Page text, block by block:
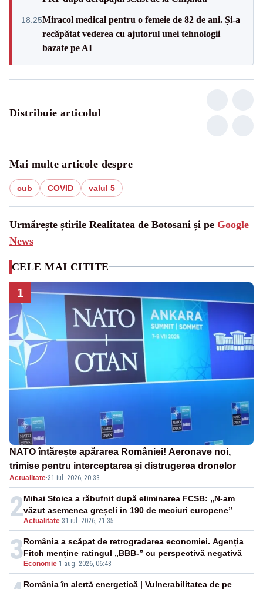
18:25Miracol medical pentru o femeie de 82 de ani. Și-a
recăpătat vederea cu ajutorul unei tehnologii
bazate pe AI
Distribuie articolul
Mai multe articole despre
cub COVID valul 5
Urmărește știrile Realitatea de Botosani și pe Google
News
CELE MAI CITITE
1
NATO întărește apărarea României! Aeronave noi,
trimise pentru interceptarea și distrugerea dronelor
Actualitate·31 iul. 2026, 20:33
2Actualitate-31 iul. 2026, 21:35
Mihai Stoica a răbufnit după eliminarea FCSB: „N-am
văzut asemenea greșeli în 190 de meciuri europene”
3 Economie-1 aug. 2026, 06:48
România a scăpat de retrogradarea economiei. Agenția
Fitch menține ratingul „BBB-” cu perspectivă negativă
România în alertă energetică | Vulnerabilitatea de pe